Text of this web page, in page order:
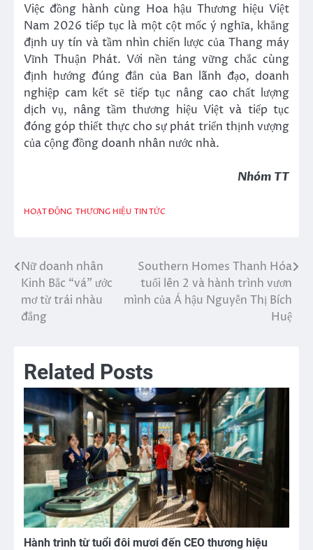
Việc đồng hành cùng Hoa hậu Thương hiệu Việt
Nam 2026 tiếp tục là một cột mốc ý nghĩa, khẳng
định uy tín và tầm nhìn chiến lược của Thang máy
Vĩnh Thuận Phát. Với nền tảng vững chắc cùng
định hướng đúng đắn của Ban lãnh đạo, doanh
nghiệp cam kết sẽ tiếp tục nâng cao chất lượng
dịch vụ, nâng tầm thương hiệu Việt và tiếp tục
đóng góp thiết thực cho sự phát triển thịnh vượng
của cộng đồng doanh nhân nước nhà.
Nhóm TT
HOẠT ĐỘNG THƯƠNG HIỆU TIN TỨC
Điều
hướng
bài
Nữ doanh nhân
Kinh Bắc “vá” ước
mơ từ trái nhàu
đắng
Southern Homes Thanh Hóa
tuổi lên 2 và hành trình vươn
mình của Á hậu Nguyễn Thị Bích
Huệ
Related Posts
Hành trình từ tuổi đôi mươi đến CEO thương hiệu